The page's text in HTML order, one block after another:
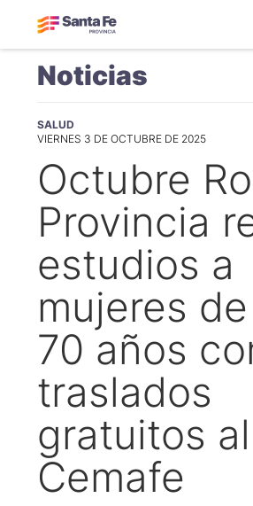
Noticias
SALUD
VIERNES 3 DE OCTUBRE DE 2025
Octubre
Provincia
estudios a
mujeres
70 años
traslados
gratuitos al
Cemafe